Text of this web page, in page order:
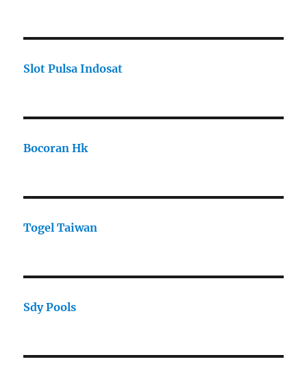
Slot Pulsa Indosat
Bocoran Hk
Togel Taiwan
Sdy Pools